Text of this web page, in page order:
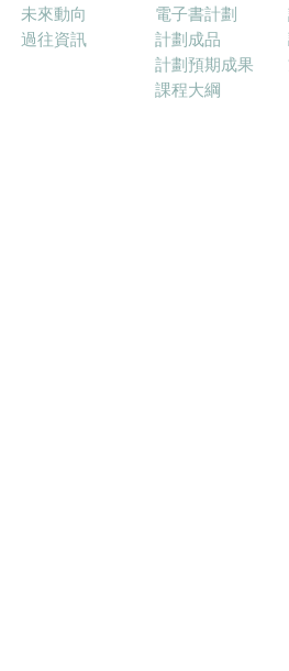
未來動向
過往資訊
電子書計劃
計劃成品
計劃預期成果
課程大綱